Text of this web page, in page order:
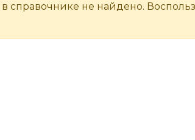
справочнике не найдено.